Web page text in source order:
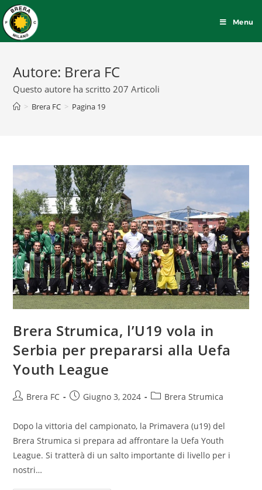
Menu
Autore: Brera FC
Questo autore ha scritto 207 Articoli
> Brera FC > Pagina 19
Brera Strumica, l’U19 vola in
Serbia per prepararsi alla Uefa
Youth League
Brera FC Giugno 3, 2024 Brera Strumica
Dopo la vittoria del campionato, la Primavera (u19) del
Brera Strumica si prepara ad affrontare la Uefa Youth
League. Si tratterà di un salto importante di livello per i
nostri…